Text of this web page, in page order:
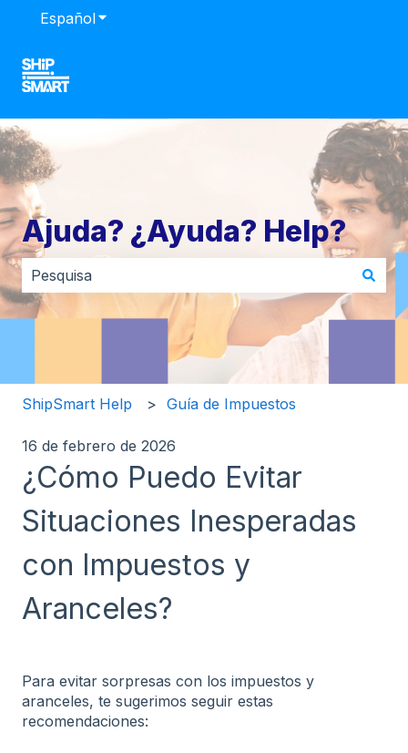
EspañolTraducciones de Mostrar submenú de
Ajuda? ¿Ayuda? Help?
No hay sugerencias porque el campo de búsqueda
ShipSmart Help Guía de Impuestos
16 de febrero de 2026
¿Cómo Puedo Evitar
Situaciones Inesperadas
con Impuestos y
Aranceles?
Para evitar sorpresas con los impuestos y
aranceles, te sugerimos seguir estas
recomendaciones: